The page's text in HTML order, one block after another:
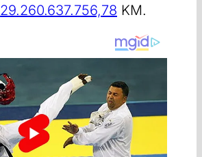
29.260.637.756,78 KM.